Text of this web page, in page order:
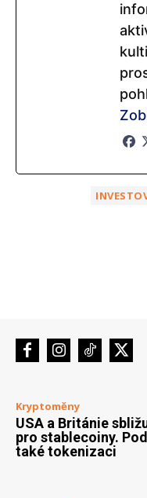
Kryptoměny
USA a Británie
pro stablecoiny.
také tokenizaci